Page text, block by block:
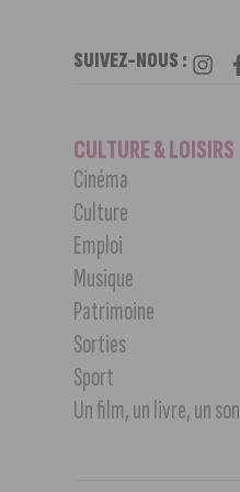
SUIVEZ-NOUS :
CULTURE & LOISIRS
Cinéma
Culture
Emploi
Musique
Patrimoine
Sorties
Sport
Un film, un livre, un son